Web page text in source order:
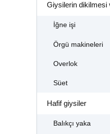
Giysilerin dikilmesi
İğne işi
Örgü makineleri
Overlok
Süet
Hafif giysiler
Balıkçı yaka